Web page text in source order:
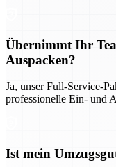
Übernimmt Ihr
Auspacken?
Ja, unser Full-Service-
professionelle Ein- und
Ist mein